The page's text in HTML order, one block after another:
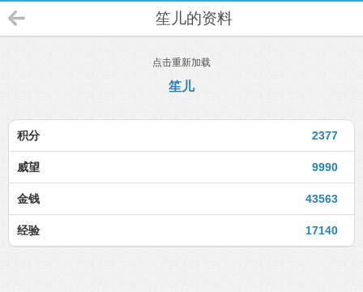
笙儿的资料
点击重新加载
笙儿
2377
积分
9990
威望
43563
金钱
17140
经验